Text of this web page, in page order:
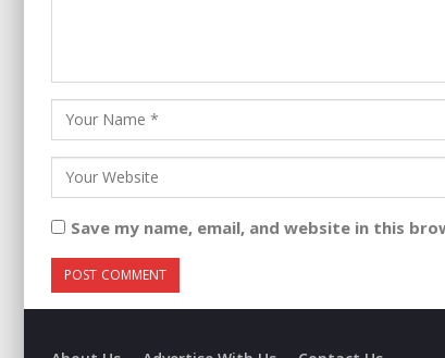
Save my name, email, and website in this